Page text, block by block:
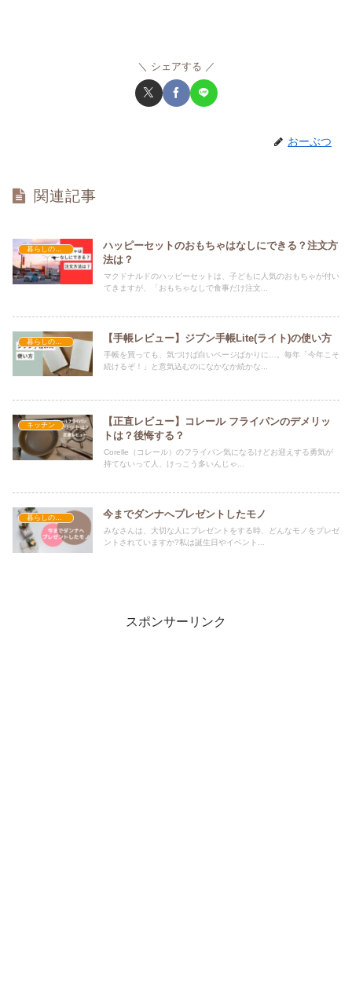
シェアする
おーぶつ
関連記事
暮らしのヒント
ハッピーセットのおもちゃはなしにできる？注文方
法は？
マクドナルドのハッピーセットは、子どもに人気のおもちゃが付い
てきますが、「おもちゃなしで食事だけ注文...
暮らしのヒント 【手帳レビュー】ジブン手帳Lite(ライト)の使い方
手帳を買っても、気づけば白いページばかりに…。毎年「今年こそ
続けるぞ！」と意気込むのになかなか続かな...
キッチン
【正直レビュー】コレール フライパンのデメリッ
トは？後悔する？
Corelle（コレール）のフライパン気になるけどお迎えする勇気が
持てないって人、けっこう多いんじゃ...
暮らしのヒント 今までダンナへプレゼントしたモノ
みなさんは、大切な人にプレゼントをする時、どんなモノをプレゼ
ントされていますか?私は誕生日やイベント...
スポンサーリンク